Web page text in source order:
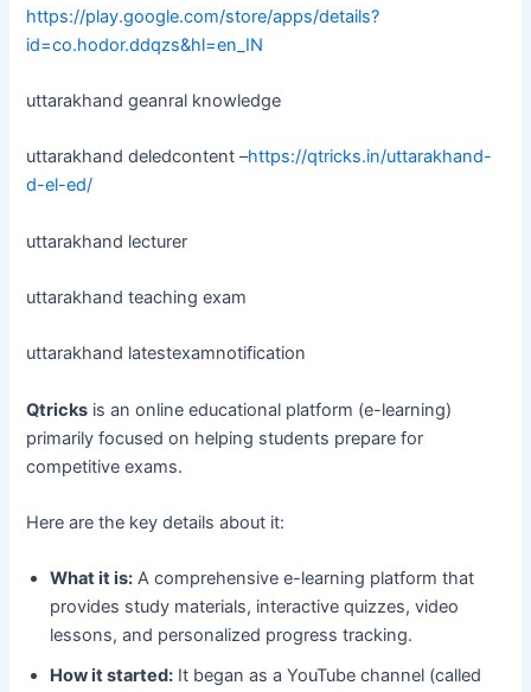
https://play.google.com/store/apps/details?
id=co.hodor.ddqzs&hl=en_IN
uttarakhand geanral knowledge
uttarakhand deledcontent –https://qtricks.in/uttarakhand-
d-el-ed/
uttarakhand lecturer
uttarakhand teaching exam
uttarakhand latestexamnotification
Qtricks is an online educational platform (e-learning)
primarily focused on helping students prepare for
competitive exams.
Here are the key details about it:
What it is: A comprehensive e-learning platform that
provides study materials, interactive quizzes, video
lessons, and personalized progress tracking.
How it started: It began as a YouTube channel (called